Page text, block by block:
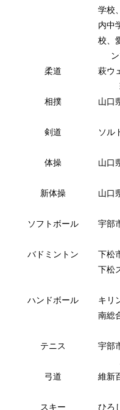
学校
内中
校、
柔道
萩ウ
相撲
山口
剣道 ソル
体操
山口
新体操
山口
ソフトボール 宇部
バドミントン
下松
下松
ハンドボール
キリ
南総
テニス
宇部
弓道
維新
スキー ひろ